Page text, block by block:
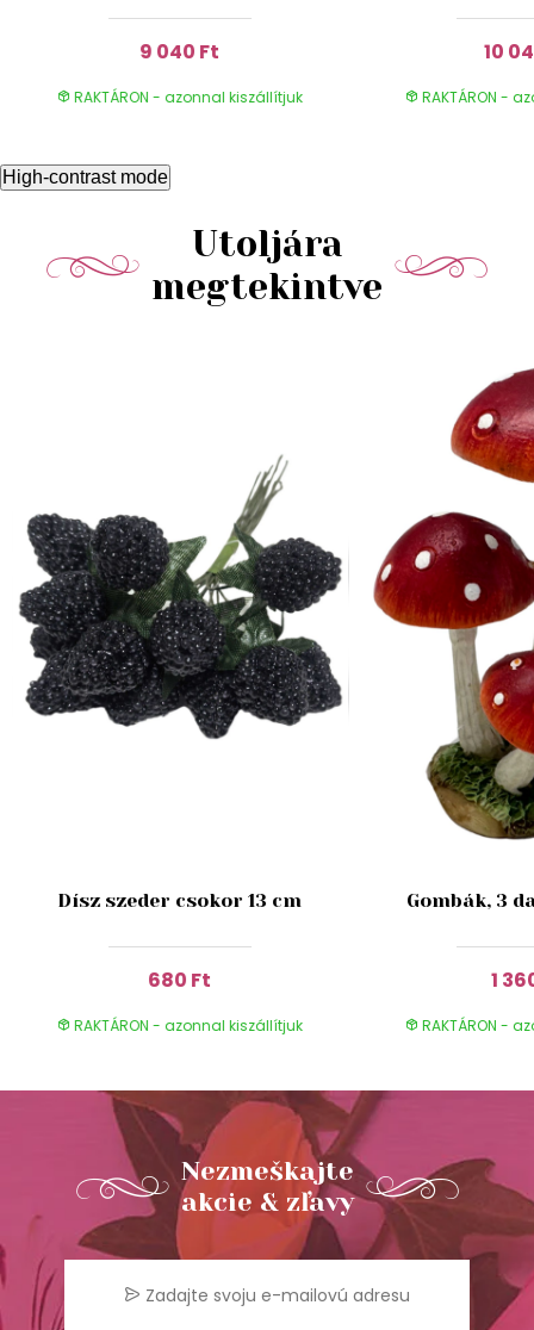
9 040 Ft
RAKTÁRON - azonnal kiszállítjuk
10
RAKTÁRON -
High-contrast mode
Utoljára
megtekintve
Dísz szeder csokor 13 cm
680 Ft
RAKTÁRON - azonnal kiszállítjuk
Gombák, 3
1
RAKTÁRON -
Nezmeškajte
akcie & zľavy